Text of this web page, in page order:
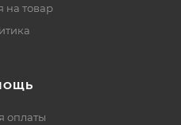
на товар
оплаты